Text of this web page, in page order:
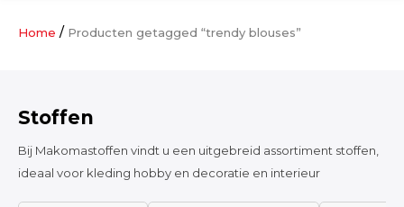
Damesstoffen
Home / Producten getagged “trendy blouses”
Stoffen
Bij Makomastoffen vindt u een uitgebreid assortiment stoffen,
ideaal voor kleding hobby en decoratie en interieur